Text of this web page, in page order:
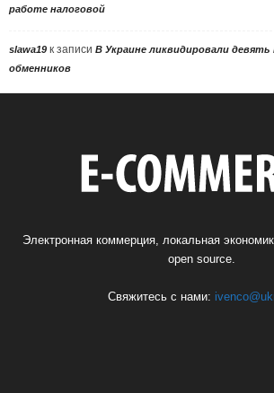
работе налоговой
slawa19 к записи В Украине ликвидировали
обменников
Электронная коммерция, локальная
open source.
Свяжитесь с нами: